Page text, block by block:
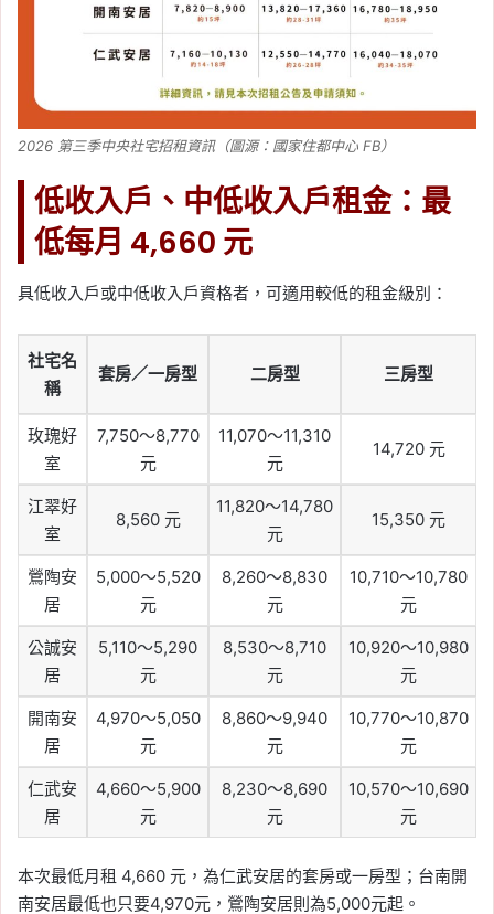
2026 第三季中央社宅招租資訊（圖源：國家住都中心 FB）
低收入戶、中低收入戶租金：最
低每月 4,660 元
具低收入戶或中低收入戶資格者，可適用較低的租金級別：
社宅名
稱
套房／一房型 二房型 三房型
玫瑰好
室
7,750～8,770
元
11,070～11,310
元
14,720 元
江翠好
室
8,560 元
11,820～14,780
元
15,350 元
鶯陶安
居
5,000～5,520
元
8,260～8,830
元
10,710～10,780
元
公誠安
居
5,110～5,290
元
8,530～8,710
元
10,920～10,980
元
開南安
居
4,970～5,050
元
8,860～9,940
元
10,770～10,870
元
仁武安
居
4,660～5,900
元
8,230～8,690
元
10,570～10,690
元
本次最低月租 4,660 元，為仁武安居的套房或一房型；台南開
南安居最低也只要4,970元，鶯陶安居則為5,000元起。